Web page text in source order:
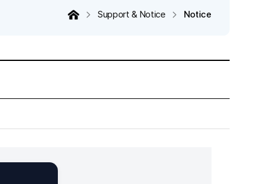
Support & Notice Notice